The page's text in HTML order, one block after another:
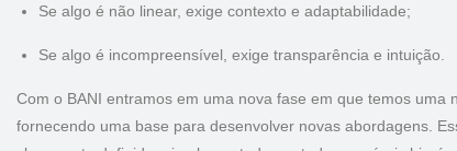
Se algo é não linear, exige contexto e adaptabilidade;
Se algo é incompreensível, exige transparência e intuição.
Com o BANI entramos em uma nova fase em que temos
fornecendo uma base para desenvolver novas abordagens.